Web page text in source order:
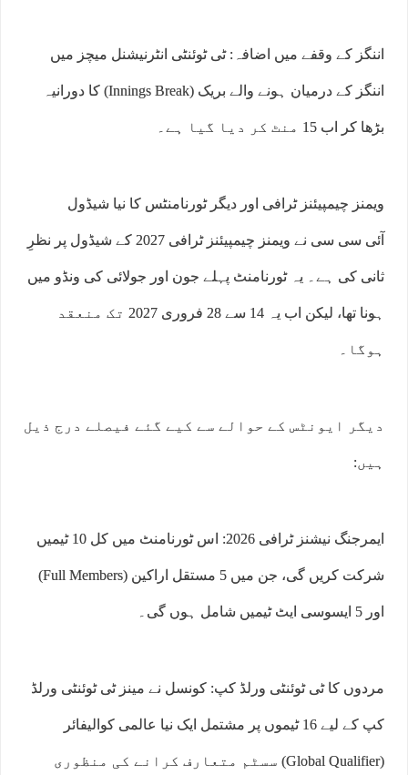
اننگز کے وقفے میں اضافہ: ٹی ٹوئنٹی انٹرنیشنل میچز میں
اننگز کے درمیان ہونے والے بریک (Innings Break) کا دورانیہ
بڑھا کر اب 15 منٹ کر دیا گیا ہے۔
ویمنز چیمپیئنز ٹرافی اور دیگر ٹورنامنٹس کا نیا شیڈول
آئی سی سی نے ویمنز چیمپیئنز ٹرافی 2027 کے شیڈول پر نظرِ
ثانی کی ہے۔ یہ ٹورنامنٹ پہلے جون اور جولائی کی ونڈو میں
ہونا تھا، لیکن اب یہ 14 سے 28 فروری 2027 تک منعقد
ہوگا۔
دیگر ایونٹس کے حوالے سے کیے گئے فیصلے درج ذیل
ہیں:
ایمرجنگ نیشنز ٹرافی 2026: اس ٹورنامنٹ میں کل 10 ٹیمیں
شرکت کریں گی، جن میں 5 مستقل اراکین (Full Members)
اور 5 ایسوسی ایٹ ٹیمیں شامل ہوں گی۔
مردوں کا ٹی ٹوئنٹی ورلڈ کپ: کونسل نے مینز ٹی ٹوئنٹی ورلڈ
کپ کے لیے 16 ٹیموں پر مشتمل ایک نیا عالمی کوالیفائر
(Global Qualifier) سسٹم متعارف کرانے کی منظوری